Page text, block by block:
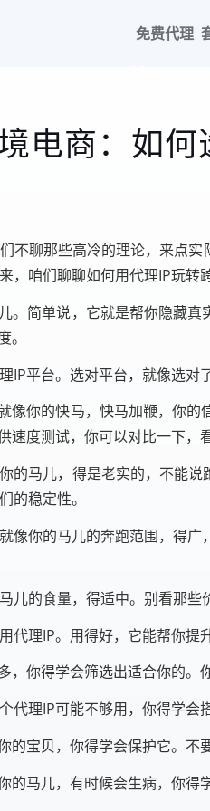
免费代理
电商：如
不聊那些高冷的理论，来点
，咱们聊聊如何用代理IP玩转
。简单说，它就是帮你隐藏
IP平台。选对平台，就像选对
像你的快马，快马加鞭，你
速度测试，你可以对比一下，
的马儿，得是老实的，不能
的稳定性。
像你的马儿的奔跑范围，得
儿的食量，得适中。别看那
代理IP。用得好，它能帮你提
，你得学会筛选出适合你的。
代理IP可能不够用，你得学会
的宝贝，你得学会保护它。不
的马儿，有时候会生病，你得